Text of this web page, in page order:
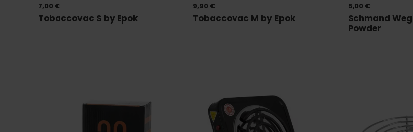
7,00 €
Tobaccovac S by Epok
9,90 €
Tobaccovac M by Epok
5,00 €
Schmand
Powder